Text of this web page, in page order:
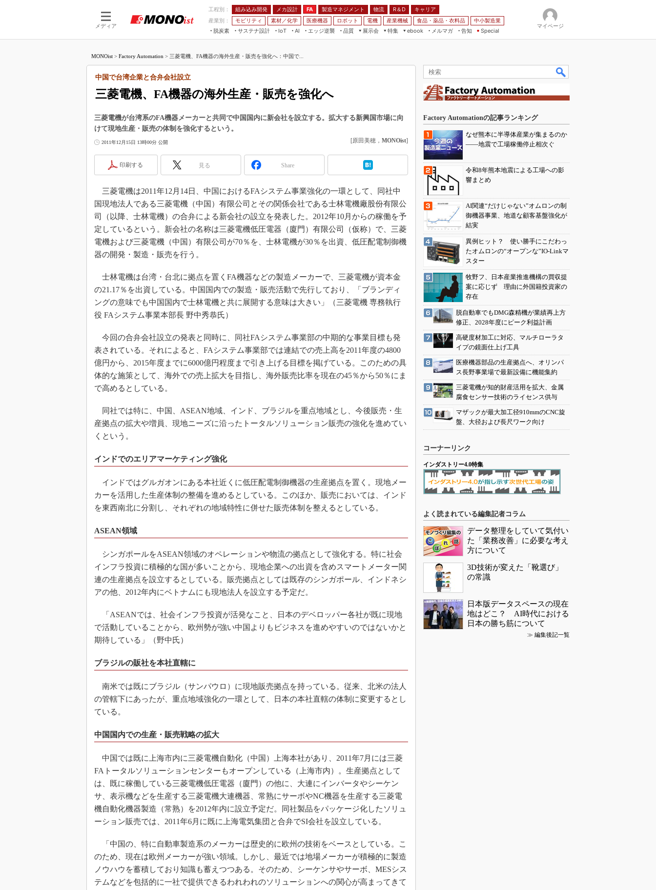
メディア
工程別： 組み込み開発 メカ設計 FA 製造マネジメント 物流 R＆D
キャリア
産業別：
モビリティ 素材／化学 医療機器 ロボット 電機 産業機械 食品・薬品・衣料品
中小製造業
脱炭素
サステナ設計
IoT
つながる工場
つながるサービス
AI
AI×設備保全
エッジ逆襲 品質
展示会
JIMTOF
IIFES
ジャパンモビリティショー
人テク展
スマート工場EXPO
日本ものづくりワールド
AUTOMOTIVE WORLD
産業オープンネット展
特集
つながるクルマ
VR／AR
フィールドサービス
FPGA
車載ソフト開発
ISO26262
無償設計ツール
3Dプリンタ
デジタルツインとCAE
イノベーション
製造業ビッグデータ
知財マネジメント
海外生産
グローバル設計・開発
ebook
FA
素材／化学
メルマガ
告知 Special
マイページ
MONOist > Factory Automation > 三菱電機、FA機器の海外生産・販売を強化へ：中国で...
三菱電機、FA機器の海外生産・販売を強化へ
中国で台湾企業と合弁会社設立
三菱電機が台湾系のFA機器メーカーと共同で中国国内に新会社を設立する。拡大する新興国市場に向
けて現地生産・販売の体制を強化するという。
2011年12月15日 13時00分 公開 [原田美穂， MONOist]
印刷する 見る Share
三菱電機は2011年12月14日、中国におけるFAシステム事業強化の一環として、同社中
国現地法人である三菱電機（中国）有限公司とその関係会社である士林電機廠股份有限公
司（以降、士林電機）の合弁による新会社の設立を発表した。2012年10月からの稼働を予
定しているという。新会社の名称は三菱電機低圧電器（廈門）有限公司（仮称）で、三菱
電機および三菱電機（中国）有限公司が70％を、士林電機が30％を出資、低圧配電制御機
器の開発・製造・販売を行う。
士林電機は台湾・台北に拠点を置くFA機器などの製造メーカーで、三菱電機が資本金
の21.17％を出資している。中国国内での製造・販売活動で先行しており、「ブランディ
ングの意味でも中国国内で士林電機と共に展開する意味は大きい」（三菱電機 専務執行
役 FAシステム事業本部長 野中秀恭氏）
今回の合弁会社設立の発表と同時に、同社FAシステム事業部の中期的な事業目標も発
表されている。それによると、FAシステム事業部では連結での売上高を2011年度の4800
億円から、2015年度までに6000億円程度まで引き上げる目標を掲げている。このための具
体的な施策として、海外での売上拡大を目指し、海外販売比率を現在の45％から50％にま
で高めるとしている。
同社では特に、中国、ASEAN地域、インド、ブラジルを重点地域とし、今後販売・生
産拠点の拡大や増員、現地ニーズに沿ったトータルソリューション販売の強化を進めてい
くという。
インドでのエリアマーケティング強化
インドではグルガオンにある本社近くに低圧配電制御機器の生産拠点を置く。現地メー
カーを活用した生産体制の整備を進めるとしている。このほか、販売においては、インド
を東西南北に分割し、それぞれの地域特性に併せた販売体制を整えるとしている。
ASEAN領域
シンガポールをASEAN領域のオペレーションや物流の拠点として強化する。特に社会
インフラ投資に積極的な国が多いことから、現地企業への出資を含めスマートメーター関
連の生産拠点を設立するとしている。販売拠点としては既存のシンガポール、インドネシ
アの他、2012年内にベトナムにも現地法人を設立する予定だ。
「ASEANでは、社会インフラ投資が活発なこと、日本のデベロッパー各社が既に現地
で活動していることから、欧州勢が強い中国よりもビジネスを進めやすいのではないかと
期待している」（野中氏）
ブラジルの販社を本社直轄に
南米では既にブラジル（サンパウロ）に現地販売拠点を持っている。従来、北米の法人
の管轄下にあったが、重点地域強化の一環として、日本の本社直轄の体制に変更するとし
ている。
中国国内での生産・販売戦略の拡大
中国では既に上海市内に三菱電機自動化（中国）上海本社があり、2011年7月には三菱
FAトータルソリューションセンターもオープンしている（上海市内）。生産拠点として
は、既に稼働している三菱電機低圧電器（廈門）の他に、大連にインバータやシーケン
サ、表示機などを生産する三菱電機大連機器、常熟にサーボやNC機器を生産する三菱電
機自動化機器製造（常熟）を2012年内に設立予定だ。同社製品をパッケージ化したソリュ
ーション販売では、2011年6月に既に上海電気集団と合弁でSI会社を設立している。
「中国の、特に自動車製造系のメーカーは歴史的に欧州の技術をベースとしている。こ
のため、現在は欧州メーカーが強い領域。しかし、最近では地場メーカーが積極的に製造
ノウハウを蓄積しており知識も蓄えつつある。そのため、シーケンサやサーボ、MESシス
テムなどを包括的に一社で提供できるわれわれのソリューションへの関心が高まってきて
Factory Automationの記事ランキング
なぜ熊本に半導体産業が集まるのか
――地震で工場稼働停止相次ぐ
令和8年熊本地震による工場への影
響まとめ
AI関連“だけじゃない”オムロンの制
御機器事業、地道な顧客基盤強化が
結実
異例ヒット？ 使い勝手にこだわっ
たオムロンの“オープンな”IO-Linkマ
スター
牧野フ、日本産業推進機構の買収提
案に応じず 理由に外国籍投資家の
存在
脱自動車でもDMG森精機が業績再上方
修正、2028年度にピーク利益計画
高硬度材加工に対応、マルチローラタ
イプの鏡面仕上げ工具
医療機器部品の生産拠点へ、オリンパ
ス長野事業場で最新設備に機能集約
三菱電機が知的財産活用を拡大、金属
腐食センサー技術のライセンス供与
マザックが最大加工径910mmのCNC旋
盤、大径および長尺ワーク向け
コーナーリンク
インダストリー4.0特集
よく読まれている編集記者コラム
データ整理をしていて気付い
た「業務改善」に必要な考え
方について
3D技術が変えた「靴選び」
の常識
日本版データスペースの現在
地はどこ？ AI時代における
日本の勝ち筋について
≫ 編集後記一覧